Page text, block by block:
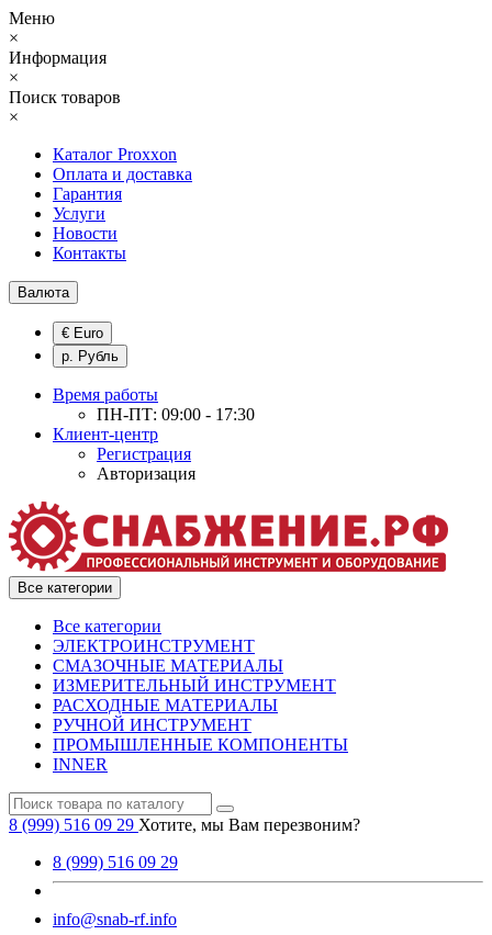
Меню
×
Информация
×
Поиск товаров
×
Каталог Proxxon
Оплата и доставка
Гарантия
Услуги
Новости
Контакты
Валюта
€ Euro
р. Рубль
Время работы
ПН-ПТ: 09:00 - 17:30
Клиент-центр
Регистрация
Авторизация
Все категории
Все категории
ЭЛЕКТРОИНСТРУМЕНТ
СМАЗОЧНЫЕ МАТЕРИАЛЫ
ИЗМЕРИТЕЛЬНЫЙ ИНСТРУМЕНТ
РАСХОДНЫЕ МАТЕРИАЛЫ
РУЧНОЙ ИНСТРУМЕНТ
ПРОМЫШЛЕННЫЕ КОМПОНЕНТЫ
INNER
8 (999) 516 09 29 Хотите, мы Вам перезвоним?
8 (999) 516 09 29
info@snab-rf.info